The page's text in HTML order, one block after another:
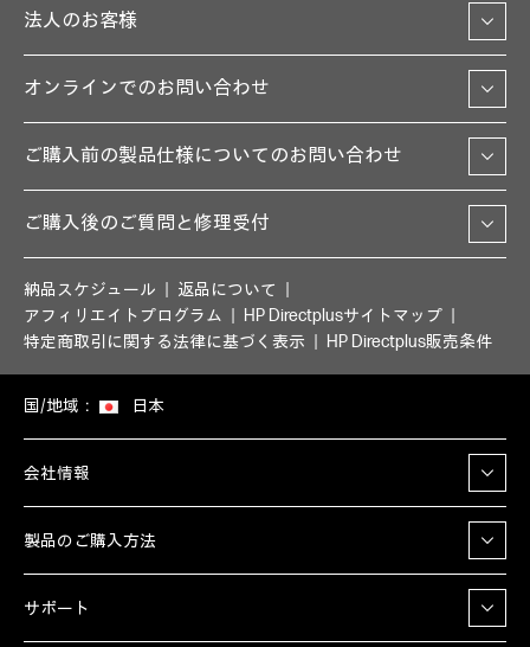
法人のお客様
オンラインでのお問い合わせ
ご購入前の製品仕様についてのお問い合わせ
ご購入後のご質問と修理受付
納品スケジュール
返品について
アフィリエイトプログラム
HP Directplusサイトマップ
特定商取引に関する法律に基づく表示
HP Directplus販売条件
国/地域： 日本
会社情報
製品のご購入方法
サポート